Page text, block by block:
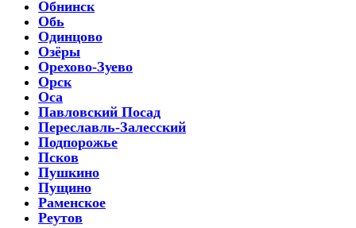
Обнинск
Обь
Одинцово
Озёры
Орехово-Зуево
Орск
Оса
Павловский Посад
Переславль-Залесский
Подпорожье
Псков
Пушкино
Пущино
Раменское
Реутов